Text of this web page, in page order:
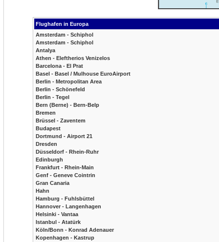
Flughafen in Europa
Amsterdam - Schiphol
Amsterdam - Schiphol
Antalya
Athen - Eleftherios Venizelos
Barcelona - El Prat
Basel - Basel / Mulhouse EuroAirport
Berlin - Metropolitan Area
Berlin - Schönefeld
Berlin - Tegel
Bern (Berne) - Bern-Belp
Bremen
Brüssel - Zaventem
Budapest
Dortmund - Airport 21
Dresden
Düsseldorf - Rhein-Ruhr
Edinburgh
Frankfurt - Rhein-Main
Genf - Geneve Cointrin
Gran Canaria
Hahn
Hamburg - Fuhlsbüttel
Hannover - Langenhagen
Helsinki - Vantaa
Istanbul - Atatürk
Köln/Bonn - Konrad Adenauer
Kopenhagen - Kastrup